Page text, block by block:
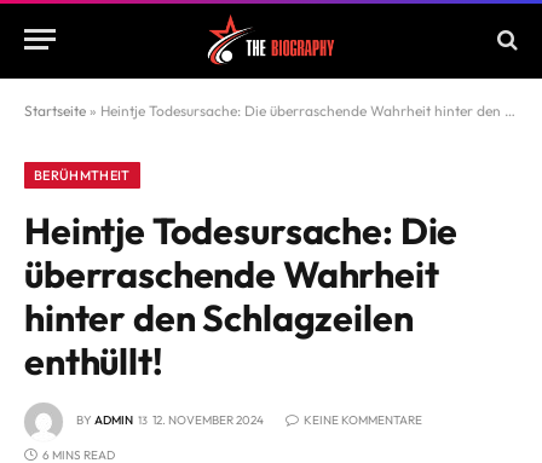
Startseite » Heintje Todesursache: Die überraschende Wahrheit hinter den Schlagzeilen enthüllt!
BERÜHMTHEIT
Heintje Todesursache: Die
überraschende Wahrheit
hinter den Schlagzeilen
enthüllt!
BY ADMIN 12. NOVEMBER 2024 KEINE KOMMENTARE
6 MINS READ